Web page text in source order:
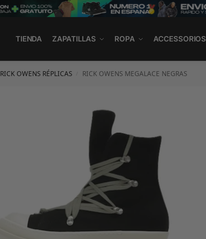
TIENDA ZAPATILLAS ROPA ACCESSORIOS
RICK OWENS RÉPLICAS RICK OWENS MEGALACE NEGRAS